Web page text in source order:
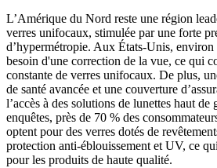
L’Amérique du Nord reste une région
verres unifocaux, stimulée par une forte
d’hypermétropie. Aux États-Unis, environ
besoin d'une correction de la vue, ce qui
constante de verres unifocaux. De plus,
de santé avancée et une couverture
l’accès à des solutions de lunettes haut de
enquêtes, près de 70 % des
optent pour des verres dotés de
protection anti-éblouissement et UV, ce
pour les produits de haute qualité.